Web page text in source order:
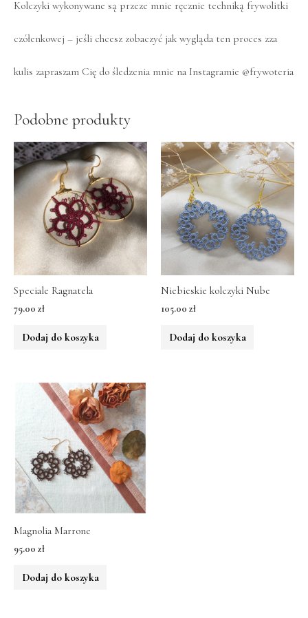
Kolczyki wykonywane są przeze mnie ręcznie techniką frywolitki
czółenkowej – jeśli chcesz zobaczyć jak wygląda ten proces zza
kulis zapraszam Cię do śledzenia mnie na Instagramie @frywoteria
Podobne produkty
Speciale Ragnatela
79.00 zł
Dodaj do koszyka
Niebieskie kolczyki Nube
105.00 zł
Dodaj do koszyka
Magnolia Marrone
95.00 zł
Dodaj do koszyka